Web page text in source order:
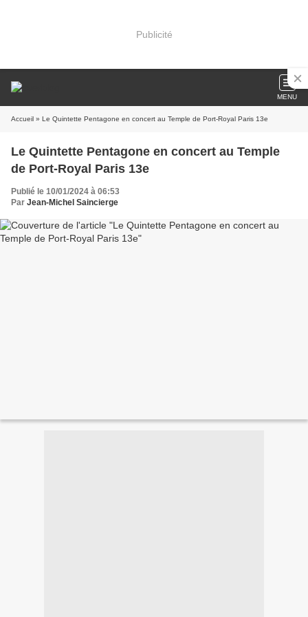
Publicité
MENU
Accueil » Le Quintette Pentagone en concert au Temple de Port-Royal Paris 13e
Le Quintette Pentagone en concert au Temple
de Port-Royal Paris 13e
Publié le 10/01/2024 à 06:53
Par Jean-Michel Saincierge